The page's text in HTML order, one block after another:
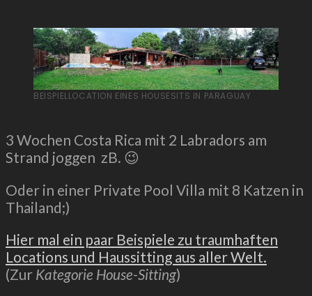
BEISPIELLOCATION EINES HOUSESITS IN PARAGUAY
3 Wochen Costa Rica mit 2 Labradors am
Strand joggen zB. 😉
Oder in einer Private Pool Villa mit 8 Katzen in
Thailand;)
Hier mal ein paar Beispiele zu traumhaften
Locations und Haussitting aus aller Welt.
(Zur Kategorie House-Sitting)